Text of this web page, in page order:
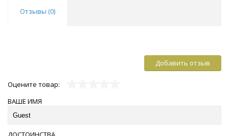
Отзывы (0)
Добавить отзыв
Оцените товар:
ВАШЕ ИМЯ